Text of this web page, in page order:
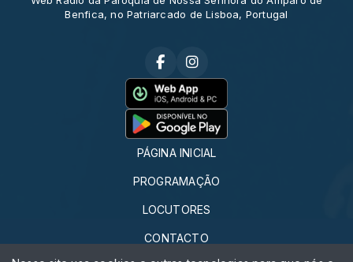
Benfica, no Patriarcado de Lisboa, Portugal
PÁGINA INICIAL
PROGRAMAÇÃO
LOCUTORES
CONTACTO